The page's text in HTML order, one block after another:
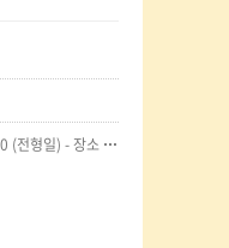
기사가 잘못 보도되어 바로잡습니다. 기사 보도 내용 - 모집대상 : 서울경인지역 4년제 대학교 03/04학번 - 일시 : 2005. 3. 13 (오리엔테이션), 2005. 3. 20 (전형일) - 장소 : 서강대학교 마태오관 기사 정정 후, - 모집대상 :서울경인지역 4년제 대학교 04/05학번 - 일시 : 2005. 3. 12 (오리엔테이션), 2005. 3. 19 (전형일) - 장소 :한양대학교 서울캠퍼스 (지하철 2호선 한양대역 2번 출구)